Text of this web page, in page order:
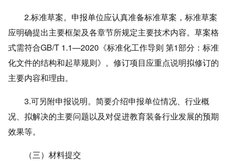
2.标准草案。申报单位应认真准备标准草案，标准草案
应明确提出主要框架及各章节所规定主要技术内容。草案格
式需符合GB/T 1.1—2020《标准化工作导则 第1部分：标准
化文件的结构和起草规则》。修订项目应重点说明拟修订的
主要内容和理由。
3.可另附申报说明。简要介绍申报单位情况、行业概
况、拟解决的主要问题以及对促进教育装备行业发展的预期
效果等。
（三）材料提交